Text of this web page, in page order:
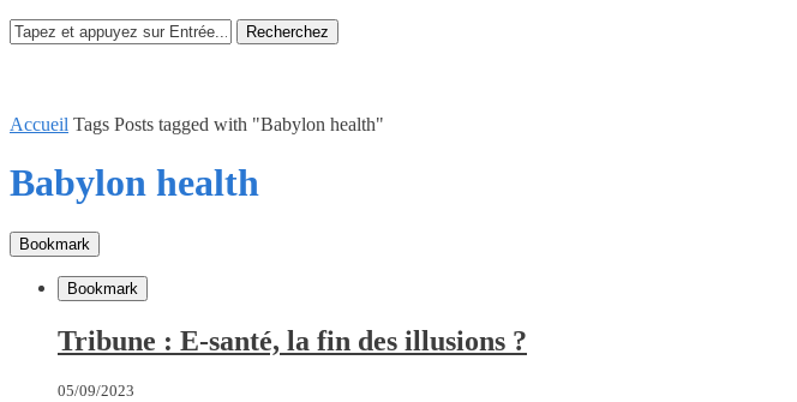
Recherchez
Accueil Tags Posts tagged with "Babylon health"
Babylon health
Bookmark
Bookmark
Tribune : E-santé, la fin des illusions ?
05/09/2023